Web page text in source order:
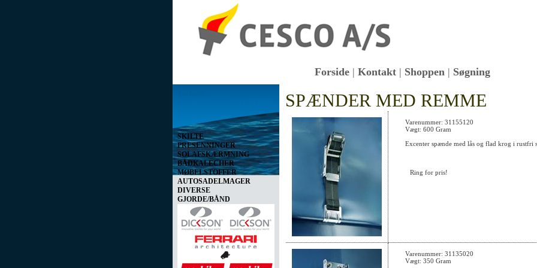
Forside | Kontakt | Shoppen | Søgning
SKILTE
PRESENNINGER
SOLAFSKÆRMNING
BÅDKALECHER
MØBELSTOFFER
AUTOSADELMAGER
DIVERSE
GJORDE/BÅND
SPÆNDER MED REMME
Varenummer: 31155120
Vægt: 600 Gram
Excenter spænde med lås og flad krog i rustfri
Ring for pris!
Varenummer: 31135020
Vægt: 350 Gram